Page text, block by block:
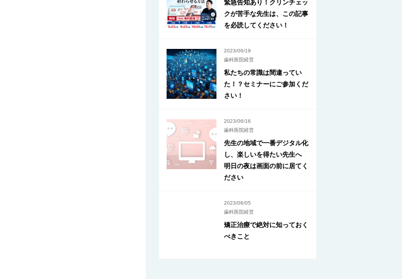
緊急告知あり！クリンチェッ
クが苦手な先生は、この記事
を必読してください！
2023/06/19
歯科医院経営
私たちの常識は間違ってい
た！？セミナーにご参加くだ
さい！
2023/06/16
歯科医院経営
先生の地域で一番デジタル化
し、楽しいを得たい先生へ
明日の夜は画面の前に居てく
ださい
2023/06/05
歯科医院経営
矯正治療で絶対に知っておく
べきこと